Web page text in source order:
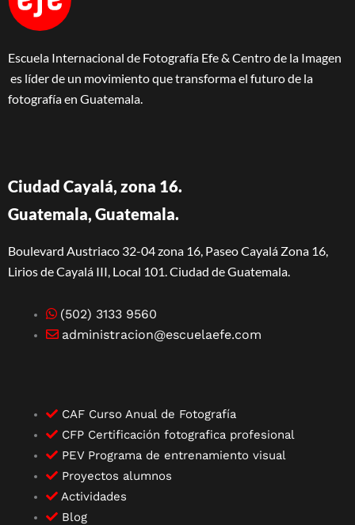
Escuela Internacional de Fotografía Efe & Centro de la Imagen
es líder de un movimiento que transforma el futuro de la
fotografía en Guatemala.
Ciudad Cayalá, zona 16.
Guatemala, Guatemala.
Boulevard Austriaco 32-04 zona 16, Paseo Cayalá Zona 16,
Lirios de Cayalá III, Local 101. Ciudad de Guatemala.
(502) 3133 9560
administracion@escuelaefe.com
CAF Curso Anual de Fotografía
CFP Certificación fotografica profesional
PEV Programa de entrenamiento visual
Proyectos alumnos
Actividades
Blog